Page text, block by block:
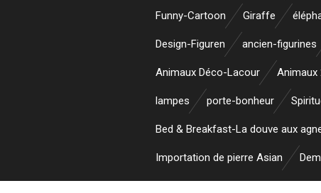
Funny-Cartoon Giraffe
Design-Figuren ancien-figurines
Animaux Déco-Lacour Animaux
lampes porte-bonheur
Bed & Breakfast-La douve aux
Importation de pierre Asian